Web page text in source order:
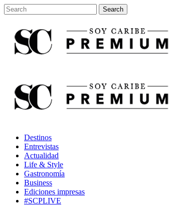
Destinos
Entrevistas
Actualidad
Life & Style
Gastronomía
Business
Ediciones impresas
#SCPLIVE